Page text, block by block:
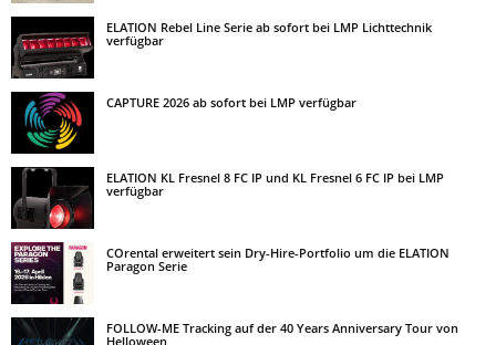
ELATION Rebel Line Serie ab sofort bei LMP Lichttechnik
verfügbar
CAPTURE 2026 ab sofort bei LMP verfügbar
ELATION KL Fresnel 8 FC IP und KL Fresnel 6 FC IP bei LMP
verfügbar
COrental erweitert sein Dry-Hire-Portfolio um die ELATION
Paragon Serie
FOLLOW-ME Tracking auf der 40 Years Anniversary Tour von
Helloween